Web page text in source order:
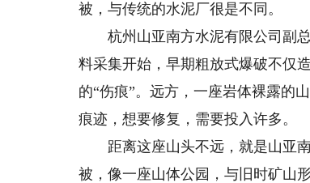
被，与传统的水泥厂很是不同。
杭州山亚南方水泥有限公司副总
料采集开始，早期粗放式爆破不仅
的“伤痕”。远方，一座岩体裸露的
痕迹，想要修复，需要投入许多。
距离这座山头不远，就是山亚南
被，像一座山体公园，与旧时矿山